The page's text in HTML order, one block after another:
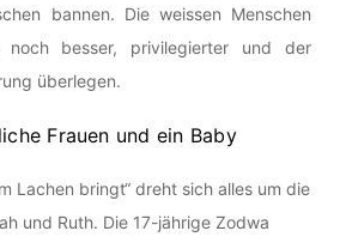
bannen. Die weissen Menschen
noch besser, privilegierter und der
überlegen.
Frauen und ein Baby
Lachen bringt“ dreht sich alles um die
und Ruth. Die 17-jährige Zodwa